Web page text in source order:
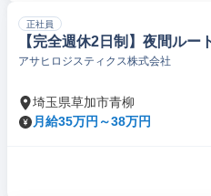
正社員
【完全週休2日制】夜間ルー
アサヒロジスティクス株式会社
埼玉県草加市青柳
月給35万円～38万円